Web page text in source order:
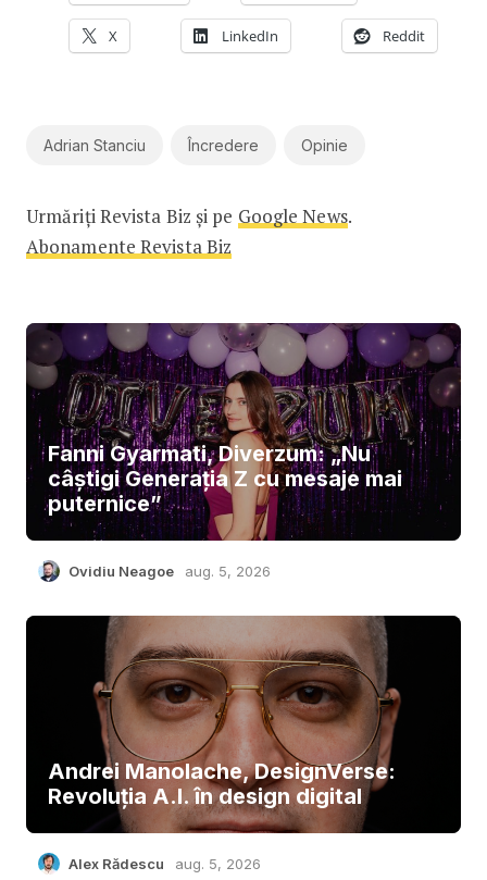
X LinkedIn Reddit
Adrian Stanciu Încredere Opinie
Urmăriți Revista Biz și pe Google News.
Abonamente Revista Biz
Fanni Gyarmati, Diverzum: „Nu
câștigi Generația Z cu mesaje mai
puternice”
Ovidiu Neagoe aug. 5, 2026
Andrei Manolache, DesignVerse:
Revoluția A.I. în design digital
Alex Rădescu aug. 5, 2026